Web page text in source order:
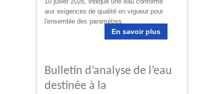
aux exigences de qualité en vigueur pour
l'ensemble des paramètres
En savoir plus
Bulletin d’analyse de l’eau
destinée à la